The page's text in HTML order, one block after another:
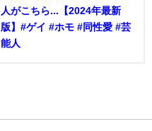
人がこちら...【2024年最新
版】#ゲイ #ホモ #同性愛 #芸
能人